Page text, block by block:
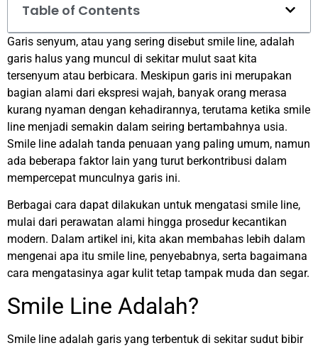
Table of Contents
Garis senyum, atau yang sering disebut smile line, adalah
garis halus yang muncul di sekitar mulut saat kita
tersenyum atau berbicara. Meskipun garis ini merupakan
bagian alami dari ekspresi wajah, banyak orang merasa
kurang nyaman dengan kehadirannya, terutama ketika smile
line menjadi semakin dalam seiring bertambahnya usia.
Smile line adalah tanda penuaan yang paling umum, namun
ada beberapa faktor lain yang turut berkontribusi dalam
mempercepat munculnya garis ini.
Berbagai cara dapat dilakukan untuk mengatasi smile line,
mulai dari perawatan alami hingga prosedur kecantikan
modern. Dalam artikel ini, kita akan membahas lebih dalam
mengenai apa itu smile line, penyebabnya, serta bagaimana
cara mengatasinya agar kulit tetap tampak muda dan segar.
Smile Line Adalah?
Smile line adalah garis yang terbentuk di sekitar sudut bibir